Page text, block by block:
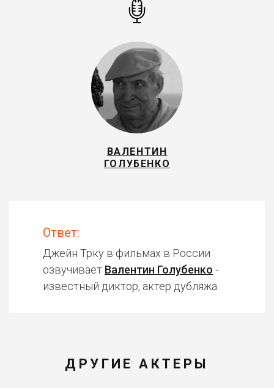
ВАЛЕНТИН
ГОЛУБЕНКО
Ответ:
Джейн Трку в фильмах в России
озвучивает Валентин Голубенко -
известный диктор, актер дубляжа.
ДРУГИЕ АКТЕРЫ